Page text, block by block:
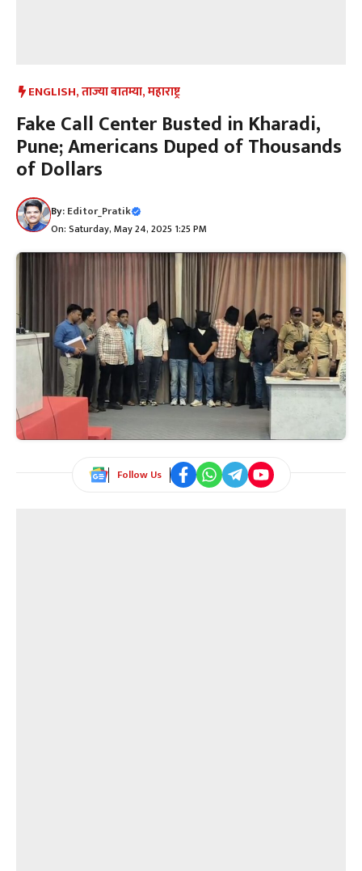
ENGLISH,ताज्या बातम्या,महाराष्ट्र
Fake Call Center Busted in Kharadi,
Pune; Americans Duped of Thousands
of Dollars
By:Editor_Pratik
On: Saturday, May 24, 2025 1:25 PM
Follow Us